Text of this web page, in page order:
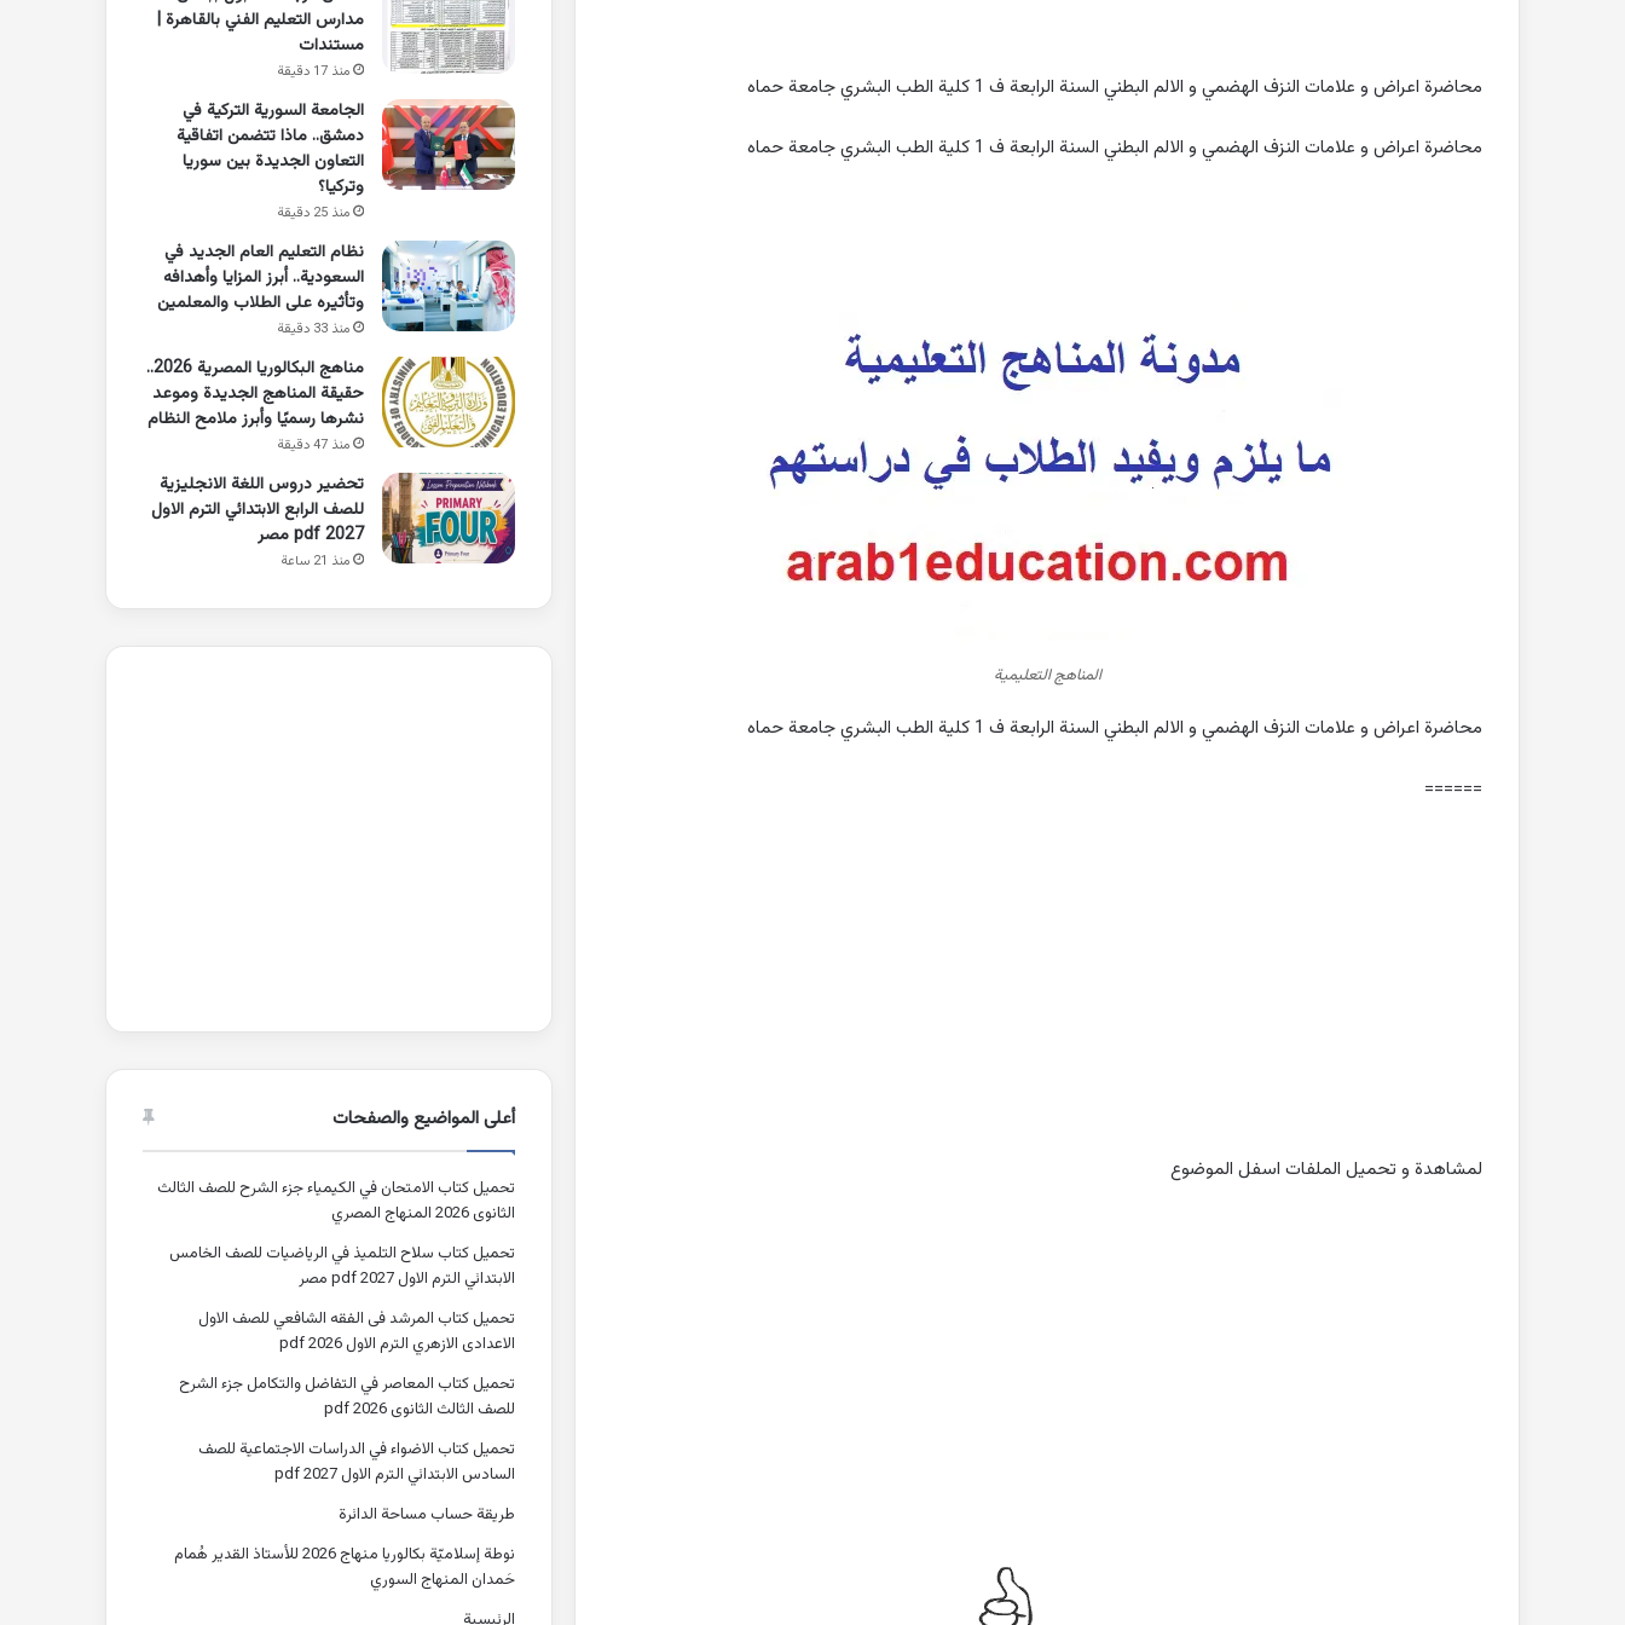
محاضرة اعراض و علامات النزف الهضمي و الالم البطني السنة الرابعة ف 1 كلية الطب البشري جامعة حماه
محاضرة اعراض و علامات النزف الهضمي و الالم البطني السنة الرابعة ف 1 كلية الطب البشري جامعة حماه
المناهج التعليمية
محاضرة اعراض و علامات النزف الهضمي و الالم البطني السنة الرابعة ف 1 كلية الطب البشري جامعة حماه
======
لمشاهدة و تحميل الملفات اسفل الموضوع
مدارس التعليم الفني بالقاهرة |
مستندات
منذ 17 دقيقة
الجامعة السورية التركية في
دمشق.. ماذا تتضمن اتفاقية
التعاون الجديدة بين سوريا
وتركيا؟
منذ 25 دقيقة
نظام التعليم العام الجديد في
السعودية.. أبرز المزايا وأهدافه
وتأثيره على الطلاب والمعلمين
منذ 33 دقيقة
مناهج البكالوريا المصرية 2026..
حقيقة المناهج الجديدة وموعد
نشرها رسميًا وأبرز ملامح النظام
منذ 47 دقيقة
تحضير دروس اللغة الانجليزية
للصف الرابع الابتدائي الترم الاول
2027 pdf مصر
منذ 21 ساعة
أعلى المواضيع والصفحات
تحميل كتاب الامتحان في الكيمياء جزء الشرح للصف الثالث
الثانوى 2026 المنهاج المصري
تحميل كتاب سلاح التلميذ في الرياضيات للصف الخامس
الابتدائي الترم الاول 2027 pdf مصر
تحميل كتاب المرشد فى الفقه الشافعي للصف الاول
الاعدادى الازهري الترم الاول 2026 pdf
تحميل كتاب المعاصر في التفاضل والتكامل جزء الشرح
للصف الثالث الثانوى 2026 pdf
تحميل كتاب الاضواء في الدراسات الاجتماعية للصف
السادس الابتدائي الترم الاول 2027 pdf
طريقة حساب مساحة الدائرة
نوطة إسلاميّة بكالوريا منهاج 2026 للأستاذ القدير هُمام
حَمدان المنهاج السوري
الرئيسية